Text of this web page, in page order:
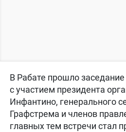
В Рабате прошло
с участием президента
Инфантино, генерального
Графстрема и членов
главных тем встречи стал